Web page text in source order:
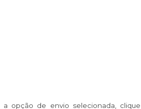
opção de envio selecionada,